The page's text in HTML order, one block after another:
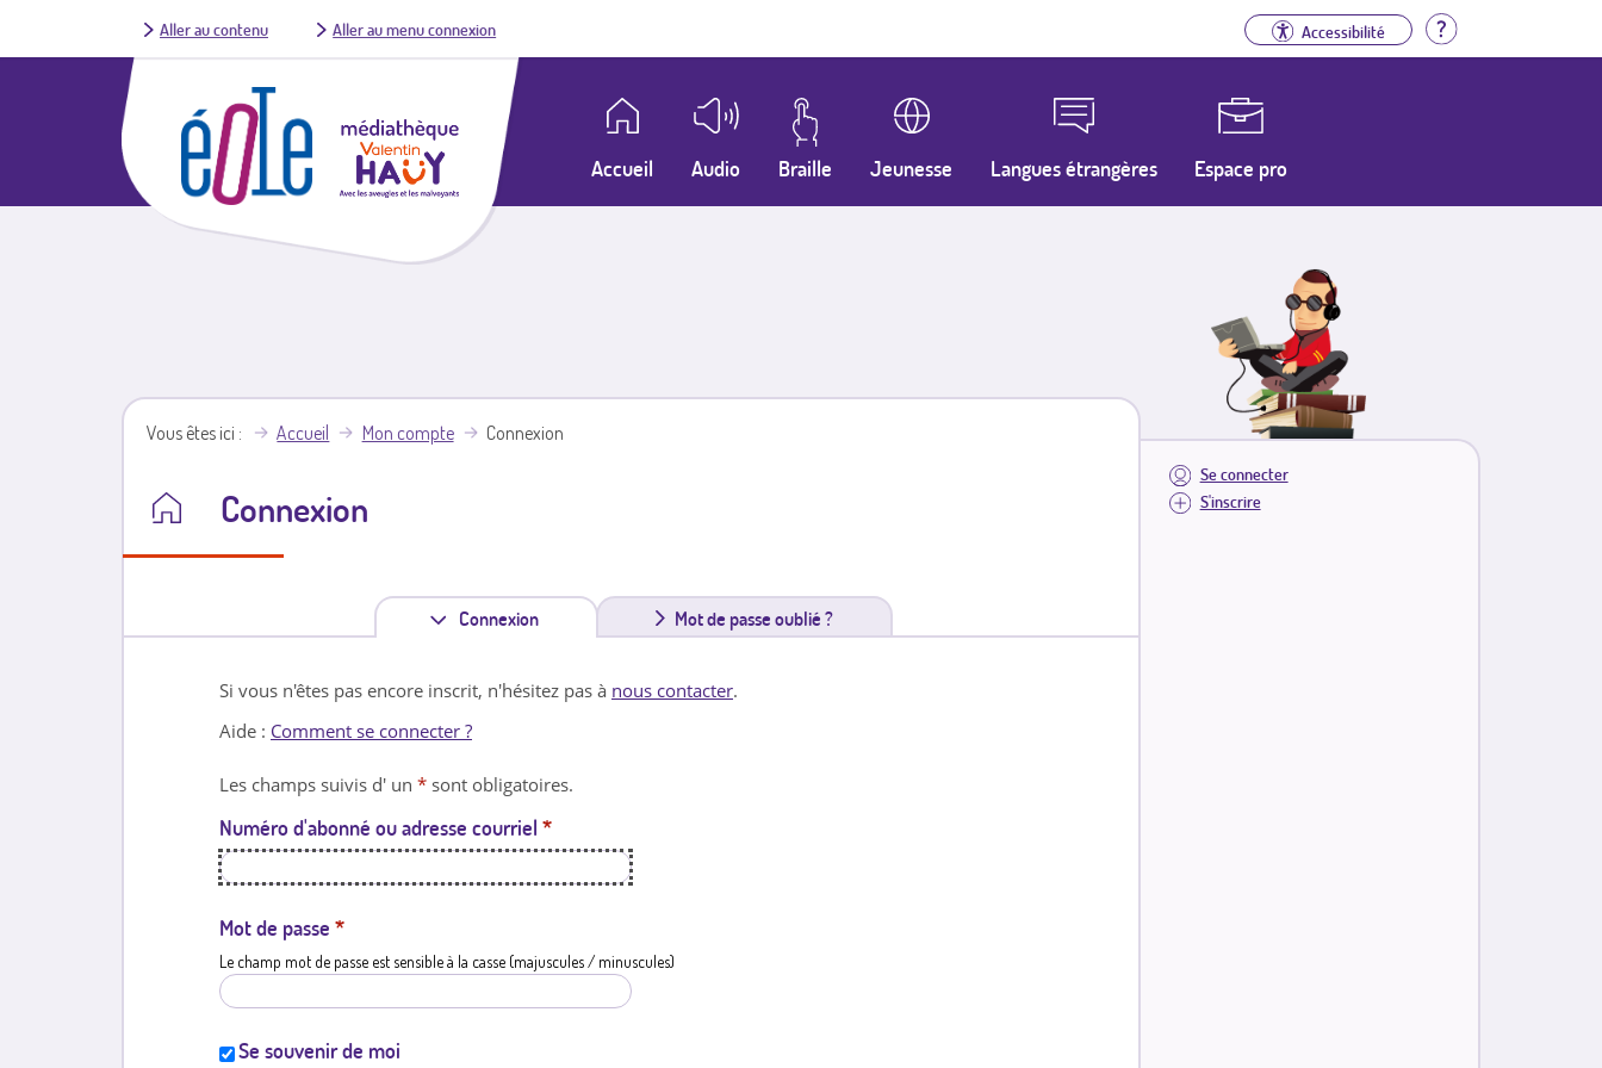
Aller au contenu Aller au menu connexion Accessibilité Aide
Accueil Audio Braille Jeunesse Langues étrangères Espace pro
Se connecter
S'inscrire
Vous êtes ici Accueil Mon compte Connexion
Connexion
Connexion
n
l
e
Mot de passe oublié ?
Si vous n'êtes pas encore inscrit, n'hésitez pas à nous contacter.
Aide : Comment se connecter ?
Les champs suivis d' un * sont obligatoires.
Numéro d'abonné ou adresse courriel *
Mot de passe *
Le champ mot de passe est sensible à la casse (majuscules / minuscules)
Se souvenir de moi